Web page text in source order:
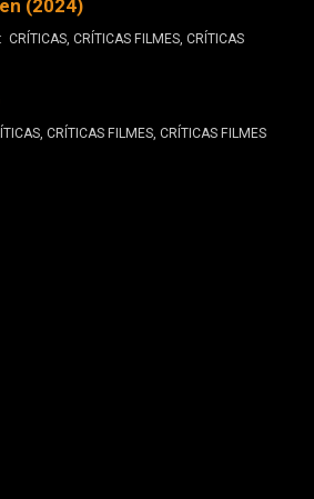
(2024)
CRÍTICAS, CRÍTICAS FILMES, CRÍTICAS
, CRÍTICAS FILMES, CRÍTICAS FILMES